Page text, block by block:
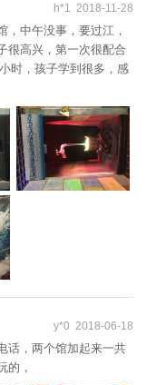
h*1 2018-11-28
，中午没事，要过江，
很高兴，第一次很配合
时，孩子学到很多，感
y*0 2018-06-18
话，两个馆加起来一共
的，